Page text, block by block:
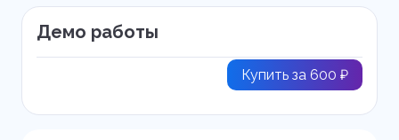
Демо работы
Купить за 600 ₽